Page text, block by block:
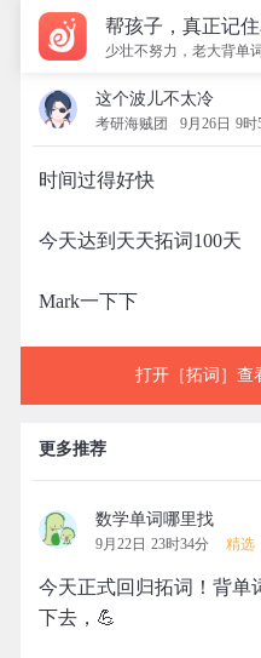
帮孩子，真正记
少壮不努力，老大背单词
这个波儿不太冷
考研海贼团 9月26日 9时
时间过得好快
今天达到天天拓词100天
Mark一下下
打开［拓词］查
更多推荐
数学单词哪里找
9月22日 23时34分 精选
今天正式回归拓词！背单
下去，💪